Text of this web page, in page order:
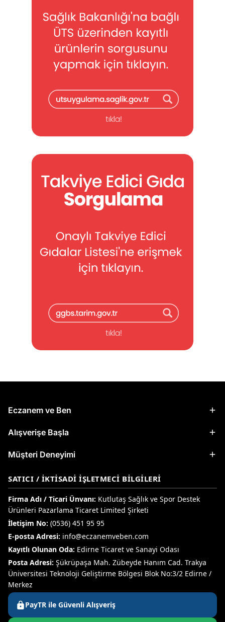
Eczanem ve Ben
Alışverişe Başla
Müşteri Deneyimi
SATICI / İKTISADI İŞLETMECI BILGILERI
Firma Adı / Ticari Ünvanı: Kutlutaş Sağlık ve Spor Destek
Ürünleri Pazarlama Ticaret Limited Şirketi
İletişim No: (0536) 451 95 95
E-posta Adresi: info@eczanemveben.com
Kayıtlı Olunan Oda: Edirne Ticaret ve Sanayi Odası
Posta Adresi: Şükrüpaşa Mah. Zübeyde Hanım Cad. Trakya
Üniversitesi Teknoloji Geliştirme Bölgesi Blok No:3/2 Edirne /
Merkez
PayTR ile Güvenli Alışveriş